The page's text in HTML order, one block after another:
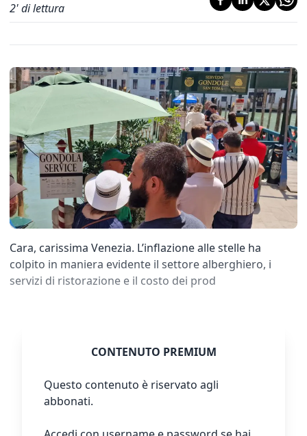
2' di lettura
Cara, carissima Venezia. L’inflazione alle stelle ha
colpito in maniera evidente il settore alberghiero, i
servizi di ristorazione e il costo dei prod
CONTENUTO PREMIUM
Questo contenuto è riservato agli
abbonati.